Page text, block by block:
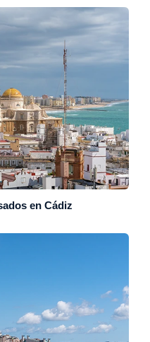
en Cádiz